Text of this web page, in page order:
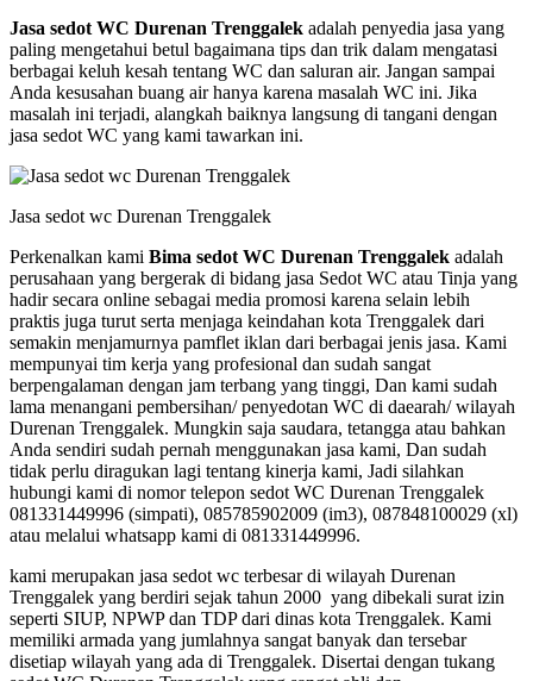
Jasa sedot WC Durenan Trenggalek adalah penyedia jasa yang
paling mengetahui betul bagaimana tips dan trik dalam mengatasi
berbagai keluh kesah tentang WC dan saluran air. Jangan sampai
Anda kesusahan buang air hanya karena masalah WC ini. Jika
masalah ini terjadi, alangkah baiknya langsung di tangani dengan
jasa sedot WC yang kami tawarkan ini.
Jasa sedot wc Durenan Trenggalek
Perkenalkan kami Bima sedot WC Durenan Trenggalek adalah
perusahaan yang bergerak di bidang jasa Sedot WC atau Tinja yang
hadir secara online sebagai media promosi karena selain lebih
praktis juga turut serta menjaga keindahan kota Trenggalek dari
semakin menjamurnya pamflet iklan dari berbagai jenis jasa. Kami
mempunyai tim kerja yang profesional dan sudah sangat
berpengalaman dengan jam terbang yang tinggi, Dan kami sudah
lama menangani pembersihan/ penyedotan WC di daearah/ wilayah
Durenan Trenggalek. Mungkin saja saudara, tetangga atau bahkan
Anda sendiri sudah pernah menggunakan jasa kami, Dan sudah
tidak perlu diragukan lagi tentang kinerja kami, Jadi silahkan
hubungi kami di nomor telepon sedot WC Durenan Trenggalek
081331449996 (simpati), 085785902009 (im3), 087848100029 (xl)
atau melalui whatsapp kami di 081331449996.
kami merupakan jasa sedot wc terbesar di wilayah Durenan
Trenggalek yang berdiri sejak tahun 2000 yang dibekali surat izin
seperti SIUP, NPWP dan TDP dari dinas kota Trenggalek. Kami
memiliki armada yang jumlahnya sangat banyak dan tersebar
disetiap wilayah yang ada di Trenggalek. Disertai dengan tukang